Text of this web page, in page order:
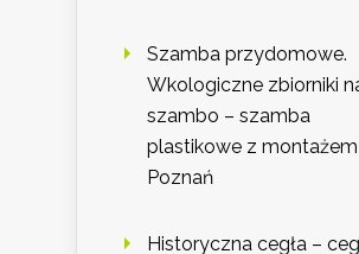
Szamba przydomowe.
Wkologiczne zbiorniki
szambo – szamba
plastikowe z montażem
Poznań
Historyczna cegła –